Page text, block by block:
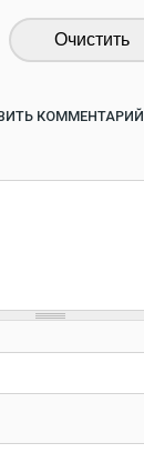
Очистить
КОММЕНТАРИЙ